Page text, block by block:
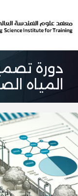
إلى
المحتوى
دورة
المياه